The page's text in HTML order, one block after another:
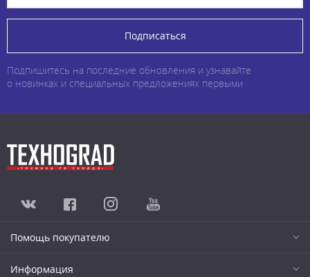
Подписаться
Подпишитесь на последние обновления и узнавайте
о новинках и специальных предложениях первыми
Помощь покупателю
Информация